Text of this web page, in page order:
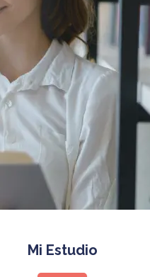
Mi Estudio